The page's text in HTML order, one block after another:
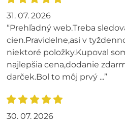
31. 07. 2026
“Prehľadný web.Treba
cien.Pravidelne,asi v
niektoré položky.Kupoval
najlepšia cena,dodanie
darček.Bol to môj prvý ...”
30. 07. 2026